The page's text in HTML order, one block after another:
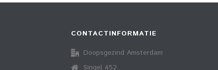
CONTACTINFORMATIE
Doopsgezind Amsterdam
Singel 452